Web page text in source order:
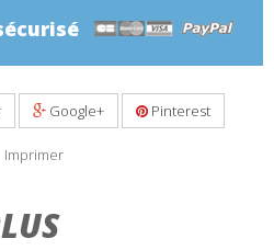
Google+ Pinterest
Imprimer